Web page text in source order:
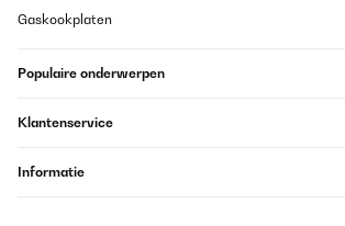
Gaskookplaten
Populaire onderwerpen
Klantenservice
Informatie